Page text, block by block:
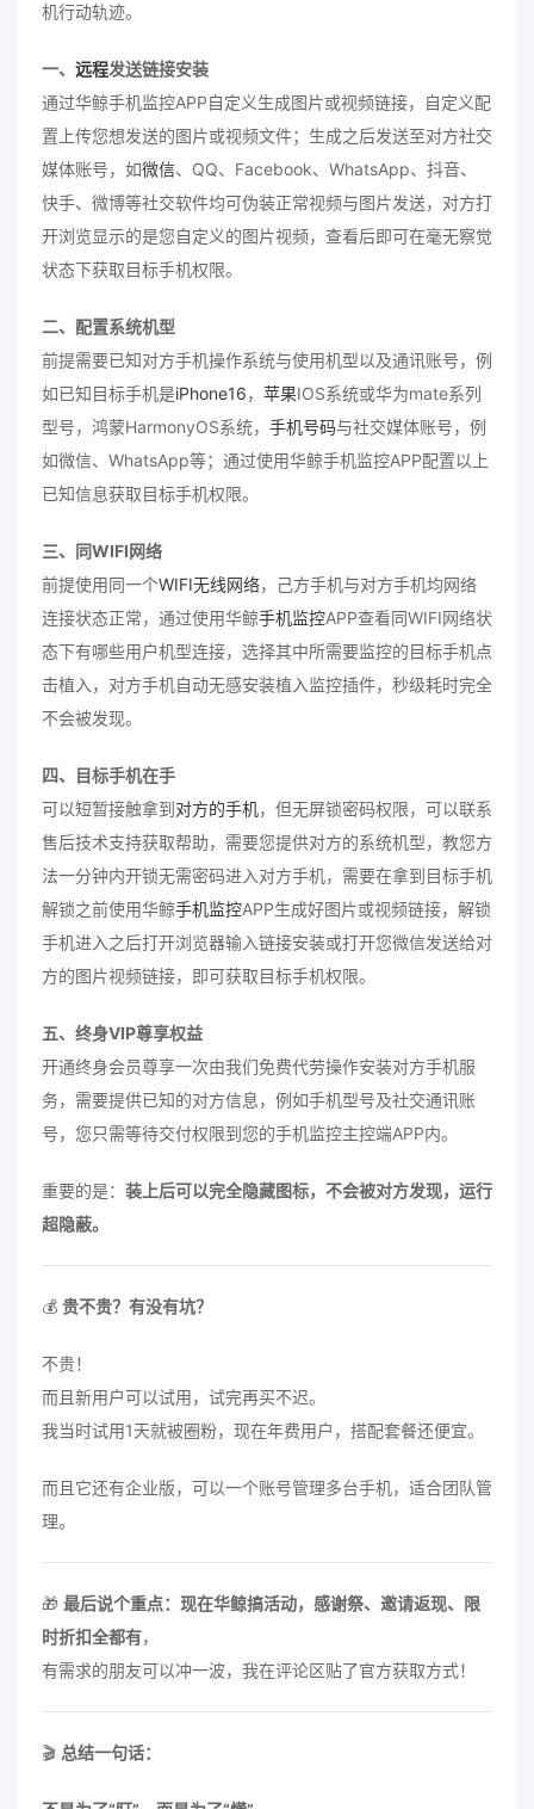
机行动轨迹。
一、 远程发送链接安装
通过华鲸手机监控APP自定义生成图片或视频链接，自定义配
置上传您想发送的图片或视频文件；生成之后发送至对方社交
媒体账号，如微信、QQ、Facebook、WhatsApp、抖音、
快手、微博等社交软件均可伪装正常视频与图片发送，对方打
开浏览显示的是您自定义的图片视频，查看后即可在毫无察觉
状态下获取目标手机权限。
二、配置系统机型
前提需要已知对方手机操作系统与使用机型以及通讯账号，例
如已知目标手机是iPhone16， 苹果IOS系统或华为mate系列
型号，鸿蒙HarmonyOS系统， 手机号码与社交媒体账号，例
如微信、WhatsApp等；通过使用华鲸手机监控APP配置以上
已知信息获取目标手机权限。
三、同WIFI网络
前提使用同一个WIFI无线网络，己方手机与对方手机均网络
连接状态正常，通过使用华鲸手机监控APP查看同WIFI网络状
态下有哪些用户机型连接，选择其中所需要监控的目标手机点
击植入，对方手机自动无感安装植入监控插件，秒级耗时完全
不会被发现。
四、目标手机在手
可以短暂接触拿到对方的手机，但无屏锁密码权限，可以联系
售后技术支持获取帮助，需要您提供对方的系统机型，教您方
法一分钟内开锁无需密码进入对方手机，需要在拿到目标手机
解锁之前使用华鲸手机监控APP生成好图片或视频链接，解锁
手机进入之后打开浏览器输入链接安装或打开您微信发送给对
方的图片视频链接，即可获取目标手机权限。
五、终身VIP尊享权益
开通终身会员尊享一次由我们免费代劳操作安装对方手机服
务，需要提供已知的对方信息，例如手机型号及社交通讯账
号，您只需等待交付权限到您的手机监控主控端APP内。
重要的是： 装上后可以完全隐藏图标，不会被对方发现，运行
超隐蔽。
💰 贵不贵？有没有坑？
不贵！
而且新用户可以试用，试完再买不迟。
我当时试用1天就被圈粉，现在年费用户，搭配套餐还便宜。
而且它还有企业版，可以一个账号管理多台手机，适合团队管
理。
🎁 最后说个重点：现在华鲸搞活动，感谢祭、邀请返现、限
时折扣全都有，
有需求的朋友可以冲一波，我在评论区贴了官方获取方式！
🎬 总结一句话：